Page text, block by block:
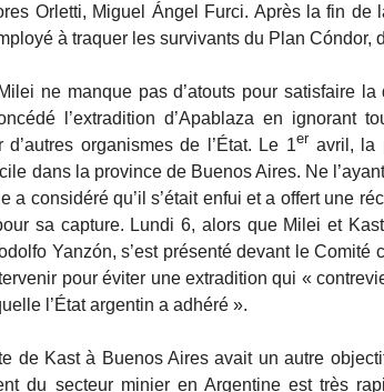
Orletti, Miguel Ángel Furci. Après la fin de
à traquer les survivants du Plan Cóndor,
ne manque pas d’atouts pour satisfaire
l’extradition d’Apablaza en ignorant
d’autres organismes de l’État. Le 1er avril, la
dans la province de Buenos Aires. Ne
a considéré qu’il s’était enfui et a offert une
sa capture. Lundi 6, alors que Milei et
Yanzón, s’est présenté devant le Comité
pour éviter une extradition qui «
l’État argentin a adhéré ».
de Kast à Buenos Aires avait un autre
du secteur minier en Argentine est très